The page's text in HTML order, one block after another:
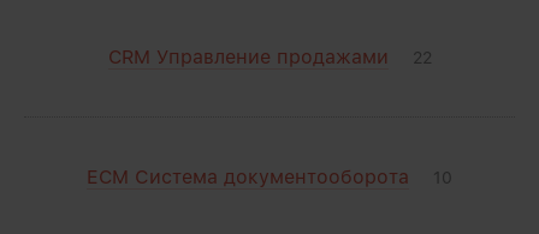
CRM Управление продажами 22
ECM Система документооборота 10